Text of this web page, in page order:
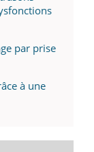
par prise
à une